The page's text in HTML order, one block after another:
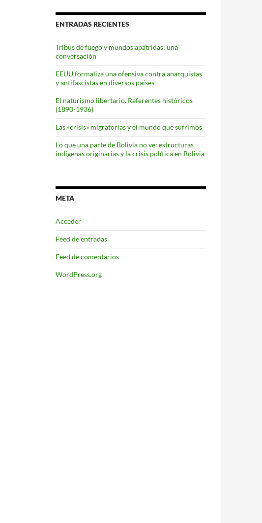
ENTRADAS RECIENTES
Tribus de fuego y mundos apátridas: una
conversación
EEUU formaliza una ofensiva contra anarquistas
y antifascistas en diversos países
El naturismo libertario. Referentes históricos
(1890-1936)
Las «crisis» migratorias y el mundo que sufrimos
Lo que una parte de Bolivia no ve: estructuras
indígenas originarias y la crisis política en Bolivia
META
Acceder
Feed de entradas
Feed de comentarios
WordPress.org